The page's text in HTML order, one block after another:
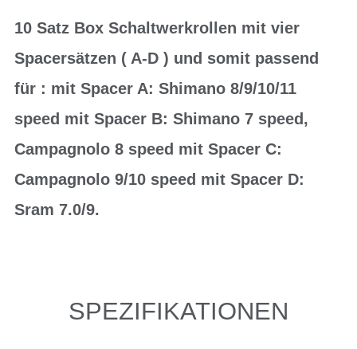
10 Satz Box Schaltwerkrollen mit vier
Spacersätzen ( A-D ) und somit passend
für : mit Spacer A: Shimano 8/9/10/11
speed mit Spacer B: Shimano 7 speed,
Campagnolo 8 speed mit Spacer C:
Campagnolo 9/10 speed mit Spacer D:
Sram 7.0/9.
SPEZIFIKATIONEN